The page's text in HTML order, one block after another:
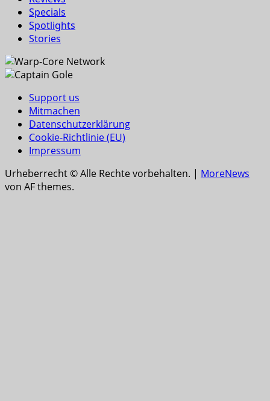
Specials
Spotlights
Stories
Support us
Mitmachen
Datenschutzerklärung
Cookie-Richtlinie (EU)
Impressum
Urheberrecht © Alle Rechte vorbehalten. | MoreNews
von AF themes.